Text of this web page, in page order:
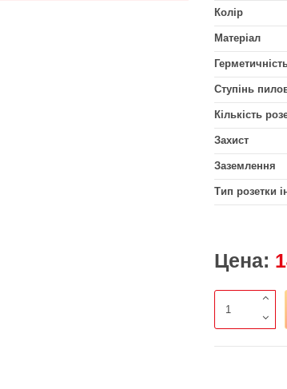
Колір
Матеріал
Ступінь
Кількість
Захист
Заземлення
Тип розетки
Цена: